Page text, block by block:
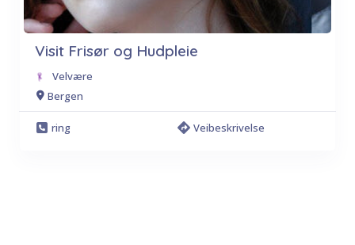
Visit Frisør og Hudpleie
Velvære
Bergen
ring Veibeskrivelse